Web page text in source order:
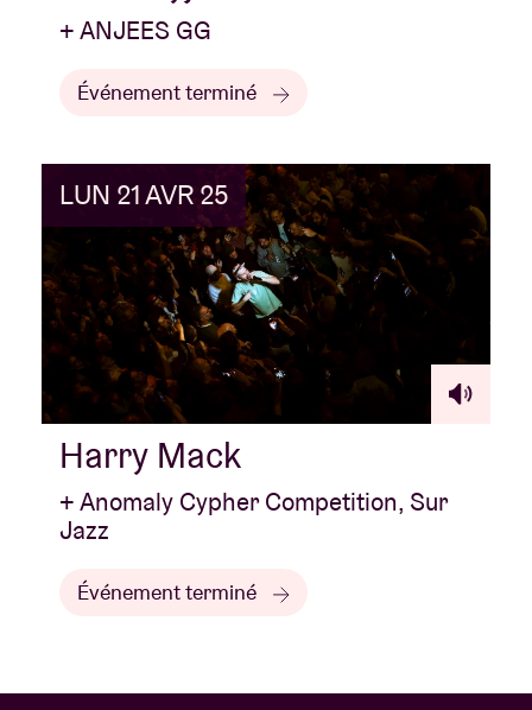
+ ANJEES GG
Événement terminé
LUN 21 AVR 25
Harry Mack
+ Anomaly Cypher Competition, Sur
Jazz
Événement terminé